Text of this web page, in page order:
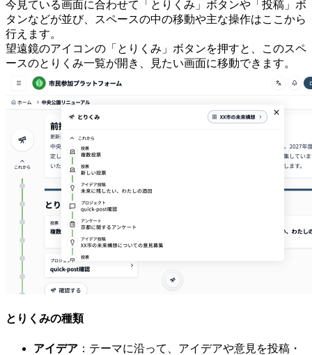
今見ている画面に合わせて「とりくみ」ボタンや「投稿」ボ
タンなどが並び、スペースの中の移動や主な操作はここから
行えます。
望遠鏡のアイコンの「とりくみ」ボタンを押すと、このスペ
ースのとりくみ一覧が開き、見たい画面に移動できます。
とりくみの種類
アイデア ：テーマに沿って、アイデアや意見を投稿・